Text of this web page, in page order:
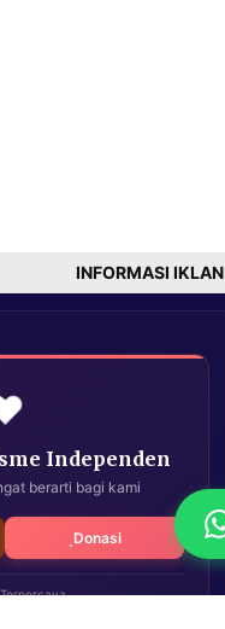
INFORMASI IKLAN
Independen
berarti bagi kami
Donasi